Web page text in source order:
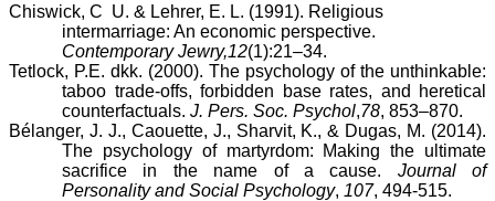
Chiswick, C U. & Lehrer, E. L. (1991). Religious
intermarriage: An economic perspective.
Contemporary Jewry,12(1):21–34.
Tetlock, P.E. dkk. (2000). The psychology of the unthinkable:
taboo trade-offs, forbidden base rates, and heretical
counterfactuals. J. Pers. Soc. Psychol,78, 853–870.
Bélanger, J. J., Caouette, J., Sharvit, K., & Dugas, M. (2014).
The psychology of martyrdom: Making the ultimate
sacrifice in the name of a cause. Journal of
Personality and Social Psychology, 107, 494-515.